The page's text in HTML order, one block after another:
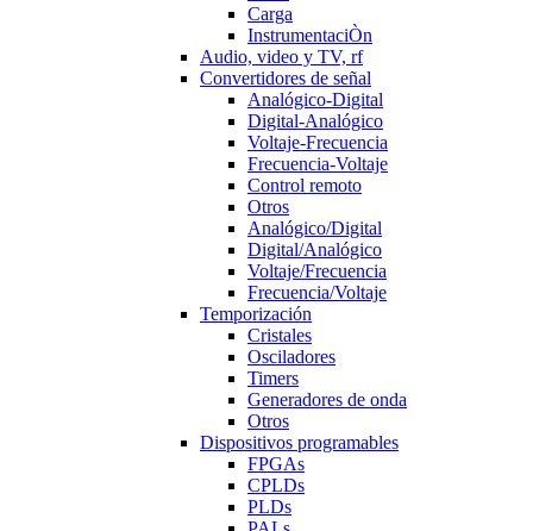
Carga
InstrumentaciÒn
Audio, video y TV, rf
Convertidores de señal
Analógico-Digital
Digital-Analógico
Voltaje-Frecuencia
Frecuencia-Voltaje
Control remoto
Otros
Analógico/Digital
Digital/Analógico
Voltaje/Frecuencia
Frecuencia/Voltaje
Temporización
Cristales
Osciladores
Timers
Generadores de onda
Otros
Dispositivos programables
FPGAs
CPLDs
PLDs